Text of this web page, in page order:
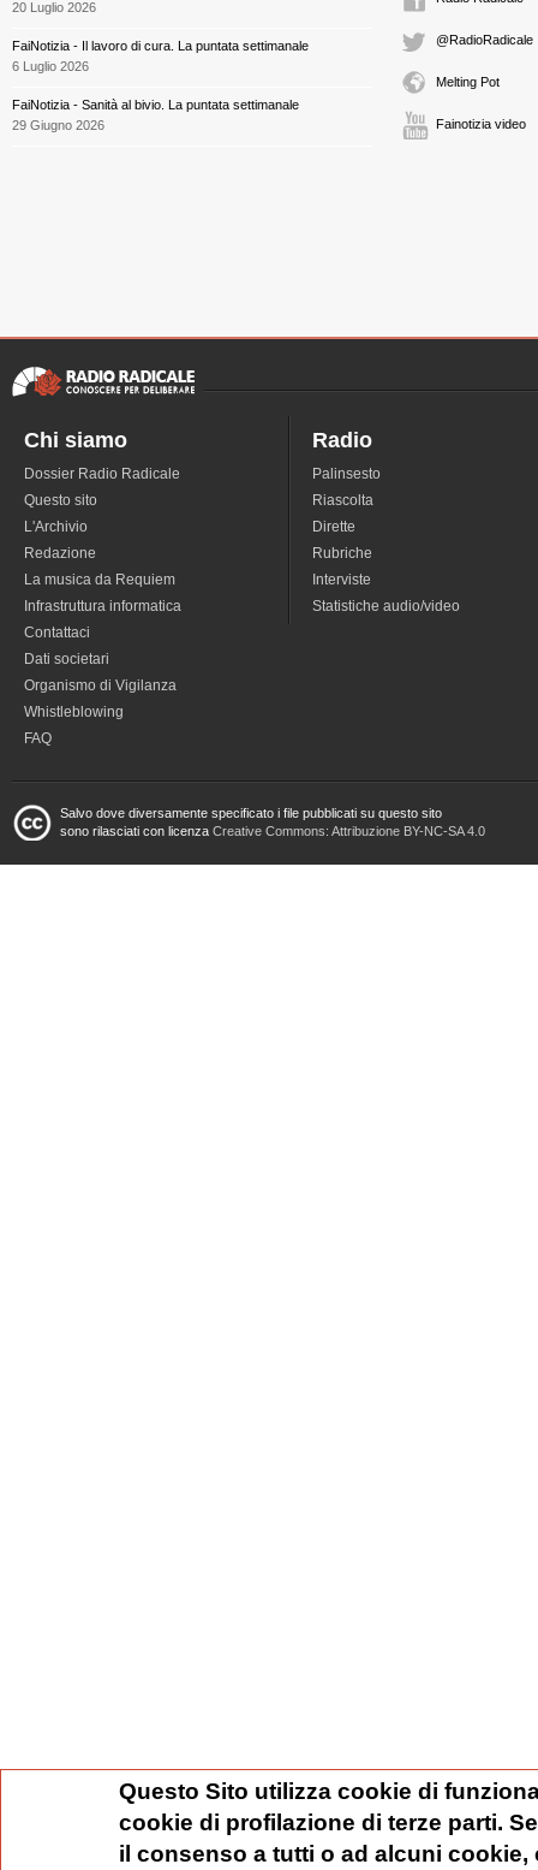
20 Luglio 2026
FaiNotizia - Il lavoro di cura. La puntata settimanale
6 Luglio 2026
FaiNotizia - Sanità al bivio. La puntata settimanale
29 Giugno 2026
@RadioRadicale
Melting Pot
Fainotizia video
Chi siamo
Dossier Radio Radicale
Questo sito
L'Archivio
Redazione
La musica da Requiem
Infrastruttura informatica
Contattaci
Dati societari
Organismo di Vigilanza
Whistleblowing
FAQ
Radio
Palinsesto
Riascolta
Dirette
Rubriche
Interviste
Statistiche audio/video
Salvo dove diversamente specificato i file pubblicati su questo sito
sono rilasciati con licenza Creative Commons: Attribuzione BY-NC-SA 4.0
Questo Sito utilizza cookie di
cookie di profilazione di terze parti.
il consenso a tutti o ad alcuni